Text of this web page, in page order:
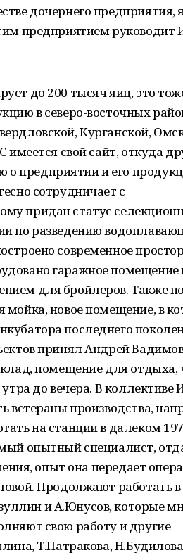
дочернего предприятия,
предприятием руководит
до 200 тысяч яиц, это
в северо-восточных
Курганской,
свой сайт, откуда
предприятии и его
сотрудничает с
придан статус
по разведению
современное
гаражное помещение
для бройлеров. Также
мойка, новое помещение, в
последнего
принял Андрей
помещение для отдыха,
до вечера. В коллективе
ветераны производства,
на станции в далеком
опытный специалист,
опыт она передает
Продолжают работать в
и А.Юнусов, которые
свою работу и другие
Т.Патракова,